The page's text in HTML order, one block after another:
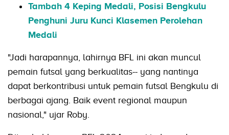
Tambah 4 Keping Medali, Posisi Bengkulu
Penghuni Juru Kunci Klasemen Perolehan
Medali
"Jadi harapannya, lahirnya BFL ini akan muncul
pemain futsal yang berkualitas-- yang nantinya
dapat berkontribusi untuk pemain futsal Bengkulu di
berbagai ajang. Baik event regional maupun
nasional," ujar Roby.